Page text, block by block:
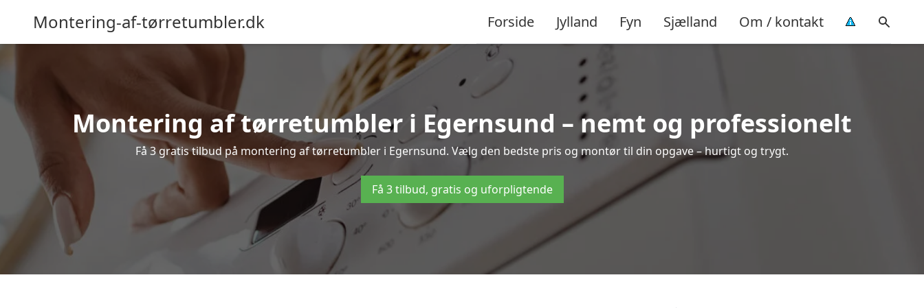
Montering-af-tørretumbler.dk Forside Jylland Fyn Sjælland Om / kontakt
Montering af tørretumbler i Egernsund – nemt og professionelt
Få 3 gratis tilbud på montering af tørretumbler i Egernsund. Vælg den bedste pris og montør til din opgave – hurtigt og trygt.
Få 3 tilbud, gratis og uforpligtende